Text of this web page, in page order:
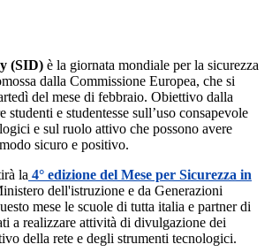
(SID) è la giornata mondiale per la sicurezza
dalla Commissione Europea, che si
del mese di febbraio. Obiettivo dalla
studenti e studentesse sull’uso consapevole
e sul ruolo attivo che possono avere
sicuro e positivo.
la 4° edizione del Mese per Sicurezza in
dell'istruzione e da Generazioni
mese le scuole di tutta italia e partner di
a realizzare attività di divulgazione dei
della rete e degli strumenti tecnologici.